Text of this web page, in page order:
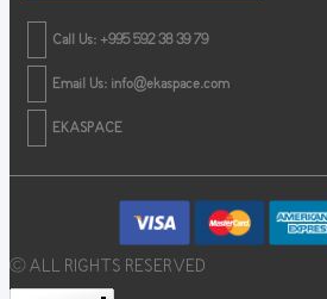
Call Us: +995 592 38 39 79
Email Us: info@ekaspace.com
EKASPACE
© ALL RIGHTS RESERVED